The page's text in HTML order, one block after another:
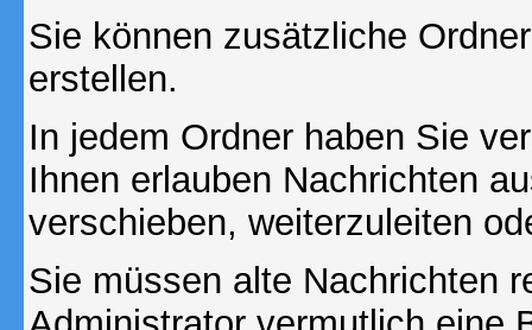
Sie können zusätzliche
erstellen.
In jedem Ordner haben Sie
Ihnen erlauben Nachrichten
verschieben, weiterzuleiten
Sie müssen alte Nachrichten